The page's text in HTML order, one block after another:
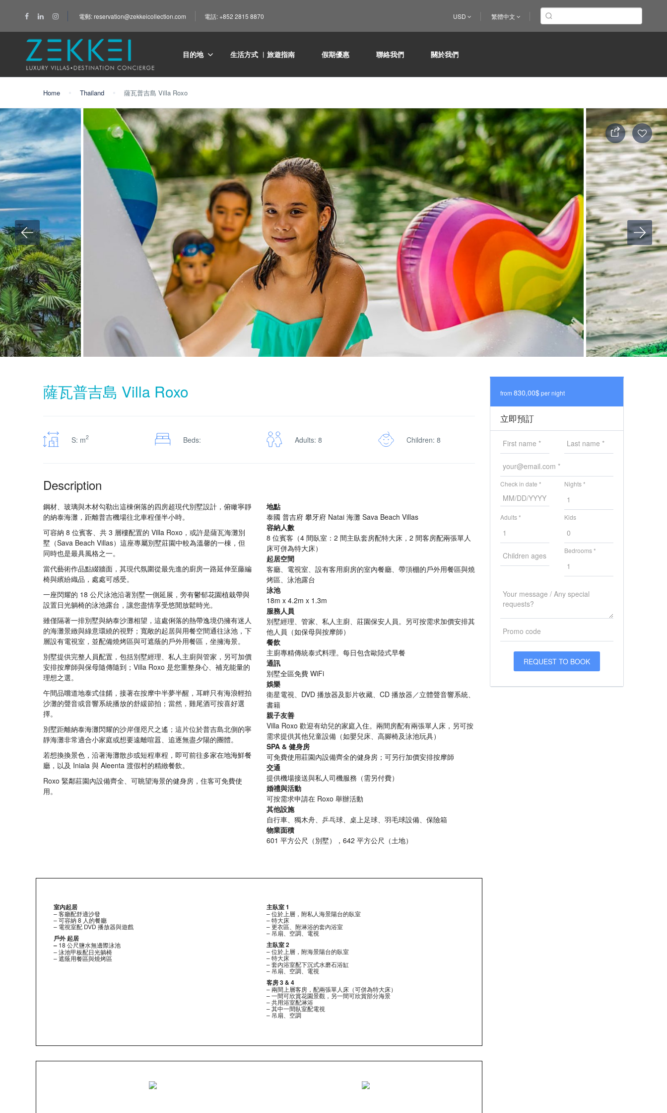
電郵: reservation@zekkeicollection.com 電話: +852 2815 8870 USD 繁體中文
目的地 生活方式 ︳旅遊指南 假期優惠 聯絡我們 關於我們
Home Thailand 薩瓦普吉島 Villa Roxo
薩瓦普吉島 Villa Roxo
S: m2 Beds: Adults: 8 Children: 8
Description
鋼材、玻璃與木材勾勒出這棟俐落的四房超現代別墅設計，俯瞰寧靜
的納泰海灘，距離普吉機場往北車程僅半小時。
可容納 8 位賓客、共 3 層樓配置的 Villa Roxo，或許是薩瓦海灘別
墅（Sava Beach Villas）這座專屬別墅莊園中較為溫馨的一棟，但
同時也是最具風格之一。
當代藝術作品點綴牆面，其現代氛圍從最先進的廚房一路延伸至藤編
椅與繽紛織品，處處可感受。
一座閃耀的 18 公尺泳池沿著別墅一側延展，旁有鬱郁花園植栽帶與
設置日光躺椅的泳池露台，讓您盡情享受悠閒放鬆時光。
雖僅隔著一排別墅與納泰沙灘相望，這處俐落的熱帶逸境仍擁有迷人
的海灘景緻與綠意環繞的視野；寬敞的起居與用餐空間通往泳池，下
層設有電視室，並配備燒烤區與可遮蔭的戶外用餐區，坐擁海景。
別墅提供完整人員配置，包括別墅經理、私人主廚與管家，另可加價
安排按摩師與保母隨傳隨到；Villa Roxo 是您重整身心、補充能量的
理想之選。
午間品嚐道地泰式佳餚，接著在按摩中半夢半醒，耳畔只有海浪輕拍
沙灘的聲音或音響系統播放的舒緩節拍；當然，雞尾酒可按喜好選
擇。
別墅距離納泰海灘閃耀的沙岸僅咫尺之遙；這片位於普吉島北側的寧
靜海灘非常適合小家庭或想要遠離喧囂、追逐無盡夕陽的團體。
若想換換景色，沿著海灘散步或短程車程，即可前往多家在地海鮮餐
廳，以及 Iniala 與 Aleenta 渡假村的精緻餐飲。
Roxo 緊鄰莊園內設備齊全、可眺望海景的健身房，住客可免費使
用。
地點
泰國 普吉府 攀牙府 Natai 海灘 Sava Beach Villas
容納人數
8 位賓客（4 間臥室：2 間主臥套房配特大床，2 間客房配兩張單人
床可併為特大床）
起居空間
客廳、電視室、設有客用廚房的室內餐廳、帶頂棚的戶外用餐區與燒
烤區、泳池露台
泳池
18m x 4.2m x 1.3m
服務人員
別墅經理、管家、私人主廚、莊園保安人員。另可按需求加價安排其
他人員（如保母與按摩師）
餐飲
主廚專精傳統泰式料理。每日包含歐陸式早餐
通訊
別墅全區免費 WiFi
娛樂
衛星電視、DVD 播放器及影片收藏、CD 播放器／立體聲音響系統、
書籍
親子友善
Villa Roxo 歡迎有幼兒的家庭入住。兩間房配有兩張單人床，另可按
需求提供其他兒童設備（如嬰兒床、高腳椅及泳池玩具）
SPA & 健身房
可免費使用莊園內設備齊全的健身房；可另行加價安排按摩師
交通
提供機場接送與私人司機服務（需另付費）
婚禮與活動
可按需求申請在 Roxo 舉辦活動
其他設施
自行車、獨木舟、乒乓球、桌上足球、羽毛球設備、保險箱
物業面積
601 平方公尺（別墅），642 平方公尺（土地）
室內起居
– 客廳配舒適沙發
– 可容納 8 人的餐廳
– 電視室配 DVD 播放器與遊戲
戶外起居
– 18 公尺鹽水無邊際泳池
– 泳池甲板配日光躺椅
– 遮蔭用餐區與燒烤區
主臥室 1
– 位於上層，附私人海景陽台的臥室
– 特大床
– 更衣區、附淋浴的套內浴室
– 吊扇、空調、電視
主臥室 2
– 位於上層，附海景陽台的臥室
– 特大床
– 套內浴室配下沉式水磨石浴缸
– 吊扇、空調、電視
客房 3 & 4
– 兩間上層客房，配兩張單人床（可併為特大床）
– 一間可欣賞花園景觀，另一間可欣賞部分海景
– 共用浴室配淋浴
– 其中一間臥室配電視
– 吊扇、空調
from 830,00$per night
立即預訂
Check in date * Nights *
Adults * Kids
Bedrooms *